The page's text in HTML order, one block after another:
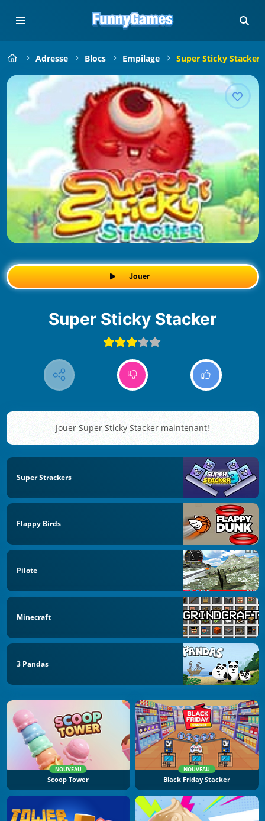
Adresse Blocs Empilage Super Sticky Stacker
Jouer
Super Sticky Stacker
Jouer Super Sticky Stacker maintenant!
Super Strackers
Flappy Birds
Pilote
Minecraft
3 Pandas
NOUVEAU
Scoop Tower
NOUVEAU
Black Friday Stacker